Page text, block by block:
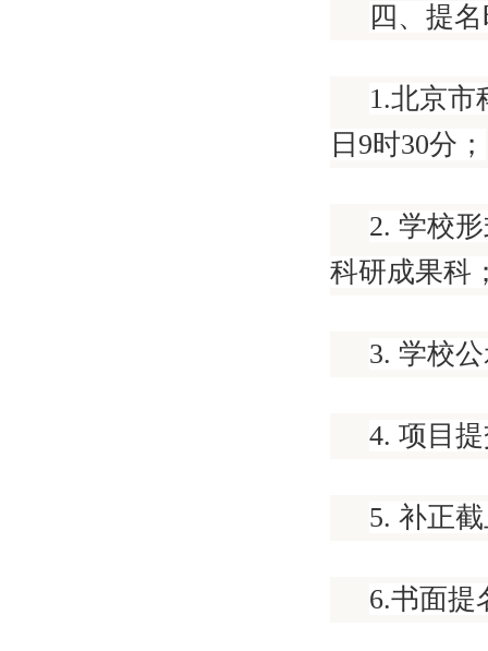
四、提
1.北京市
日9时30分；
2. 学校
科研成果科
3. 学校
4. 项目
5. 补正
6.书面提